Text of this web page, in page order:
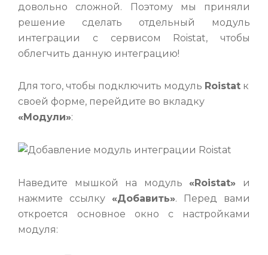
довольно сложной. Поэтому мы приняли
решение сделать отдельный модуль
интеграции с сервисом Roistat, чтобы
облегчить данную интеграцию!
Для того, чтобы подключить модуль Roistat к
своей форме, перейдите во вкладку
«Модули»:
Наведите мышкой на модуль «Roistat» и
нажмите ссылку «Добавить». Перед вами
откроется основное окно с настройками
модуля: